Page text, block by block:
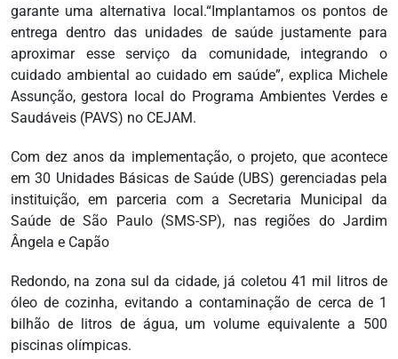
garante uma alternativa local.“Implantamos os pontos de
entrega dentro das unidades de saúde justamente para
aproximar esse serviço da comunidade, integrando o
cuidado ambiental ao cuidado em saúde”, explica Michele
Assunção, gestora local do Programa Ambientes Verdes e
Saudáveis (PAVS) no CEJAM.
Com dez anos da implementação, o projeto, que acontece
em 30 Unidades Básicas de Saúde (UBS) gerenciadas pela
instituição, em parceria com a Secretaria Municipal da
Saúde de São Paulo (SMS-SP), nas regiões do Jardim
Ângela e Capão
Redondo, na zona sul da cidade, já coletou 41 mil litros de
óleo de cozinha, evitando a contaminação de cerca de 1
bilhão de litros de água, um volume equivalente a 500
piscinas olímpicas.